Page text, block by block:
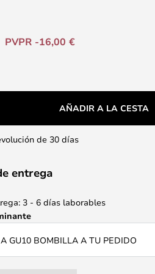
PVPR -16,00 €
AÑADIR A LA CESTA
de 30 días
entrega
3 - 6 días laborables
GU10 BOMBILLA A TU PEDIDO